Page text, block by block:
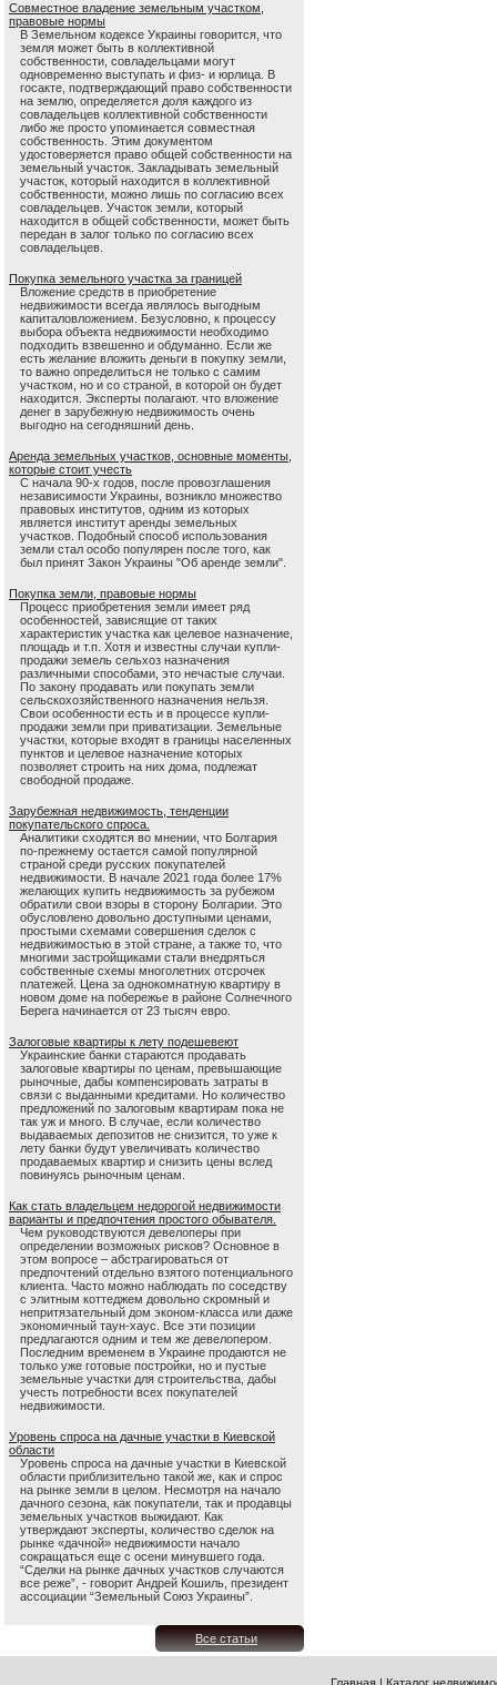
Совместное владение земельным участком,
правовые нормы
В Земельном кодексе Украины говорится, что
земля может быть в коллективной
собственности, совладельцами могут
одновременно выступать и физ- и юрлица. В
госакте, подтверждающий право собственности
на землю, определяется доля каждого из
совладельцев коллективной собственности
либо же просто упоминается совместная
собственность. Этим документом
удостоверяется право общей собственности на
земельный участок. Закладывать земельный
участок, который находится в коллективной
собственности, можно лишь по согласию всех
совладельцев. Участок земли, который
находится в общей собственности, может быть
передан в залог только по согласию всех
совладельцев.
Покупка земельного участка за границей
Вложение средств в приобретение
недвижимости всегда являлось выгодным
капиталовложением. Безусловно, к процессу
выбора объекта недвижимости необходимо
подходить взвешенно и обдуманно. Если же
есть желание вложить деньги в покупку земли,
то важно определиться не только с самим
участком, но и со страной, в которой он будет
находится. Эксперты полагают. что вложение
денег в зарубежную недвижимость очень
выгодно на сегодняшний день.
Аренда земельных участков, основные моменты,
которые стоит учесть
С начала 90-х годов, после провозглашения
независимости Украины, возникло множество
правовых институтов, одним из которых
является институт аренды земельных
участков. Подобный способ использования
земли стал особо популярен после того, как
был принят Закон Украины "Об аренде земли".
Покупка земли, правовые нормы
Процесс приобретения земли имеет ряд
особенностей, зависящие от таких
характеристик участка как целевое назначение,
площадь и т.п. Хотя и известны случаи купли-
продажи земель сельхоз назначения
различными способами, это нечастые случаи.
По закону продавать или покупать земли
сельскохозяйственного назначения нельзя.
Свои особенности есть и в процессе купли-
продажи земли при приватизации. Земельные
участки, которые входят в границы населенных
пунктов и целевое назначение которых
позволяет строить на них дома, подлежат
свободной продаже.
Зарубежная недвижимость, тенденции
покупательского спроса.
Аналитики сходятся во мнении, что Болгария
по-прежнему остается самой популярной
страной среди русских покупателей
недвижимости. В начале 2021 года более 17%
желающих купить недвижимость за рубежом
обратили свои взоры в сторону Болгарии. Это
обусловлено довольно доступными ценами,
простыми схемами совершения сделок с
недвижимостью в этой стране, а также то, что
многими застройщиками стали внедряться
собственные схемы многолетних отсрочек
платежей. Цена за однокомнатную квартиру в
новом доме на побережье в районе Солнечного
Берега начинается от 23 тысяч евро.
Залоговые квартиры к лету подешевеют
Украинские банки стараются продавать
залоговые квартиры по ценам, превышающие
рыночные, дабы компенсировать затраты в
связи с выданными кредитами. Но количество
предложений по залоговым квартирам пока не
так уж и много. В случае, если количество
выдаваемых депозитов не снизится, то уже к
лету банки будут увеличивать количество
продаваемых квартир и снизить цены вслед
повинуясь рыночным ценам.
Как стать владельцем недорогой недвижимости
варианты и предпочтения простого обывателя.
Чем руководствуются девелоперы при
определении возможных рисков? Основное в
этом вопросе – абстрагироваться от
предпочтений отдельно взятого потенциального
клиента. Часто можно наблюдать по соседству
с элитным коттеджем довольно скромный и
непритязательный дом эконом-класса или даже
экономичный таун-хаус. Все эти позиции
предлагаются одним и тем же девелопером.
Последним временем в Украине продаются не
только уже готовые постройки, но и пустые
земельные участки для строительства, дабы
учесть потребности всех покупателей
недвижимости.
Уровень спроса на дачные участки в Киевской
области
Уровень спроса на дачные участки в Киевской
области приблизительно такой же, как и спрос
на рынке земли в целом. Несмотря на начало
дачного сезона, как покупатели, так и продавцы
земельных участков выжидают. Как
утверждают эксперты, количество сделок на
рынке «дачной» недвижимости начало
сокращаться еще с осени минувшего года.
“Сделки на рынке дачных участков случаются
все реже”, - говорит Андрей Кошиль, президент
ассоциации “Земельный Союз Украины”.
Все статьи